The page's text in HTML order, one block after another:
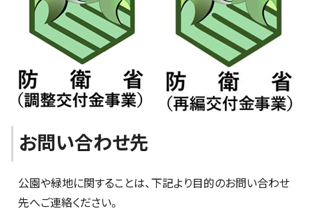
お問い合わせ先
公園や緑地に関することは、下記より目的のお問い合わせ
先へご連絡ください。